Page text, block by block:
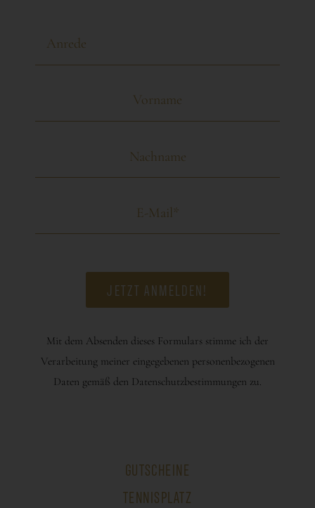
Mit dem Absenden dieses Formulars stimme ich der
Verarbeitung meiner eingegebenen personenbezogenen
Daten gemäß den Datenschutzbestimmungen zu.
GUTSCHEINE
TENNISPLATZ